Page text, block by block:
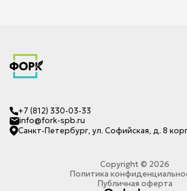
+7 (812) 330-03-33
info@fork-spb.ru
Санкт-Петербург, ул. Софийская, д. 8
Copyright © 2026
Политика
Публичная оферта